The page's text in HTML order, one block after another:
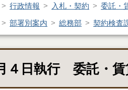
行政情報 入札・契約 委託・
部署別案内 総務部 契約検査
４日執行 委託・賃